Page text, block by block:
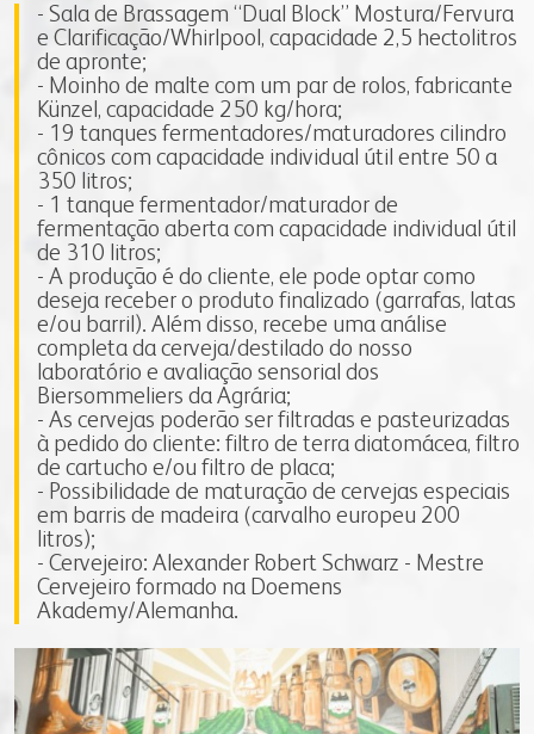
fapa radar
portal da privacidade
trabalhe conosco voltar para inicial
- Sala de Brassagem “Dual Block” Mostura/Fervura
e Clarificação/Whirlpool, capacidade 2,5 hectolitros
de apronte;
- Moinho de malte com um par de rolos, fabricante
Künzel, capacidade 250 kg/hora;
- 19 tanques fermentadores/maturadores cilindro
cônicos com capacidade individual útil entre 50 a
350 litros;
- 1 tanque fermentador/maturador de
fermentação aberta com capacidade individual útil
de 310 litros;
- A produção é do cliente, ele pode optar como
deseja receber o produto finalizado (garrafas, latas
e/ou barril). Além disso, recebe uma análise
completa da cerveja/destilado do nosso
laboratório e avaliação sensorial dos
Biersommeliers da Agrária;
- As cervejas poderão ser filtradas e pasteurizadas
à pedido do cliente: filtro de terra diatomácea, filtro
de cartucho e/ou filtro de placa;
- Possibilidade de maturação de cervejas especiais
em barris de madeira (carvalho europeu 200
litros);
- Cervejeiro: Alexander Robert Schwarz - Mestre
Cervejeiro formado na Doemens
Akademy/Alemanha.